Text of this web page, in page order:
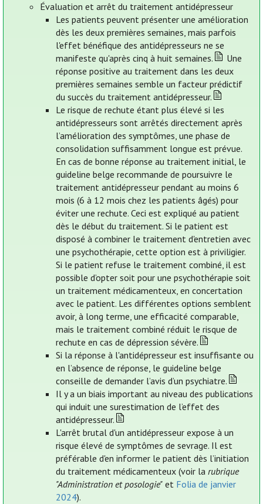
Évaluation et arrêt du traitement antidépresseur
Les patients peuvent présenter une amélioration
dès les deux premières semaines, mais parfois
l'effet bénéfique des antidépresseurs ne se
manifeste qu'après cinq à huit semaines.
Une
réponse positive au traitement dans les deux
premières semaines semble un facteur prédictif
du succès du traitement antidépresseur.
Le risque de rechute étant plus élevé si les
antidépresseurs sont arrêtés directement après
l’amélioration des symptômes, une phase de
consolidation suffisamment longue est prévue.
En cas de bonne réponse au traitement initial, le
guideline belge recommande de poursuivre le
traitement antidépresseur pendant au moins 6
mois (6 à 12 mois chez les patients âgés) pour
éviter une rechute. Ceci est expliqué au patient
dès le début du traitement. Si le patient est
disposé à combiner le traitement d'entretien avec
une psychothérapie, cette option est à priviligier.
Si le patient refuse le traitement combiné, il est
possible d’opter soit pour une psychothérapie soit
un traitement médicamenteux, en concertation
avec le patient. Les différentes options semblent
avoir, à long terme, une efficacité comparable,
mais le traitement combiné réduit le risque de
rechute en cas de dépression sévère.
Si la réponse à l'antidépresseur est insuffisante ou
en l’absence de réponse, le guideline belge
conseille de demander l’avis d’un psychiatre.
Il y a un biais important au niveau des publications
qui induit une surestimation de l’effet des
antidépresseur.
L'arrêt brutal d'un antidépresseur expose à un
risque élevé de symptômes de sevrage. Il est
préférable d'en informer le patient dès l’initiation
du traitement médicamenteux (voir la rubrique
"Administration et posologie"et Folia de janvier
2024).